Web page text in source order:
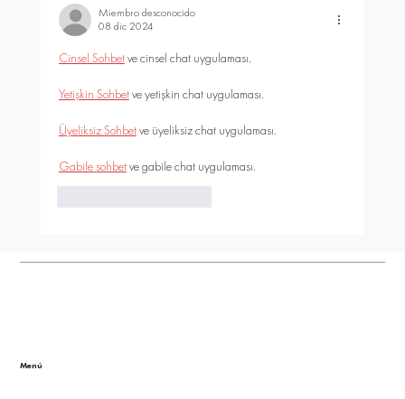
¿qué diferencia realmente a una
construcción industrializada de nueva
generación?
Miembro desconocido
08 dic 2024
Cinsel Sohbet ve cinsel chat uygulaması.
Yetişkin Sohbet ve yetişkin chat uygulaması.
Üyeliksiz Sohbet ve üyeliksiz chat uygulaması.
Gabile sohbet ve gabile chat uygulaması.
Menú